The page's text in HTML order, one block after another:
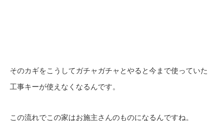
そのカギをこうしてガチャガチャとやると今まで使っていた
工事キーが使えなくなるんです。
この流れでこの家はお施主さんのものになるんですね。